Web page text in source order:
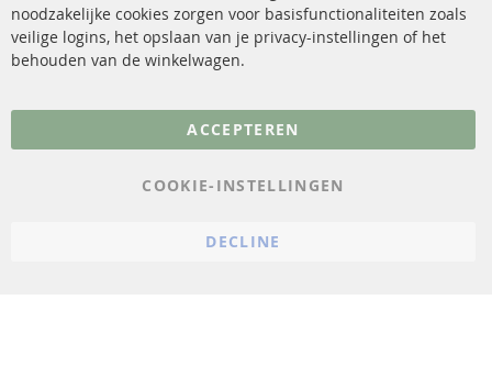
FAQ
Annuleer contract
Gegevensbescherming
noodzakelijke cookies zorgen voor basisfunctionaliteiten zoals
veilige logins, het opslaan van je privacy-instellingen of het
behouden van de winkelwagen.
ACCEPTEREN
COOKIE-INSTELLINGEN
DECLINE